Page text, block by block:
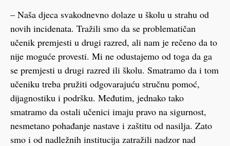
– Naša djeca svakodnevno dolaze u školu u strahu od
novih incidenata. Tražili smo da se problematičan
učenik premjesti u drugi razred, ali nam je rečeno da to
nije moguće provesti. Mi ne odustajemo od toga da ga
se premjesti u drugi razred ili školu. Smatramo da i tom
učeniku treba pružiti odgovarajuću stručnu pomoć,
dijagnostiku i podršku. Međutim, jednako tako
smatramo da ostali učenici imaju pravo na sigurnost,
nesmetano pohađanje nastave i zaštitu od nasilja. Zato
smo i od nadležnih institucija zatražili nadzor nad